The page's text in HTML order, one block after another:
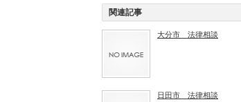
関連記事
大分市 法律相談
日田市 法律相談